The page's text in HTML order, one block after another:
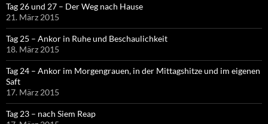
Tag 26 und 27 – Der Weg nach Hause
21. März 2015
Tag 25 – Ankor in Ruhe und Beschaulichkeit
18. März 2015
Tag 24 – Ankor im Morgengrauen, in der Mittagshitze und im eigenen
Saft
17. März 2015
Tag 23 – nach Siem Reap